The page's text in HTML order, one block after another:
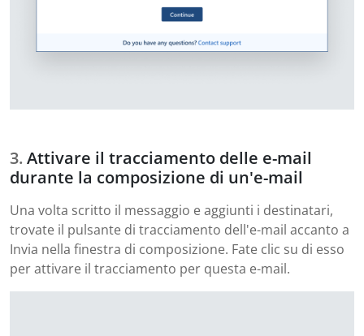
Attivare il tracciamento delle e-mail
durante la composizione di un'e-mail
Una volta scritto il messaggio e aggiunti i destinatari,
trovate il pulsante di tracciamento dell'e-mail accanto a
Invia nella finestra di composizione. Fate clic su di esso
per attivare il tracciamento per questa e-mail.